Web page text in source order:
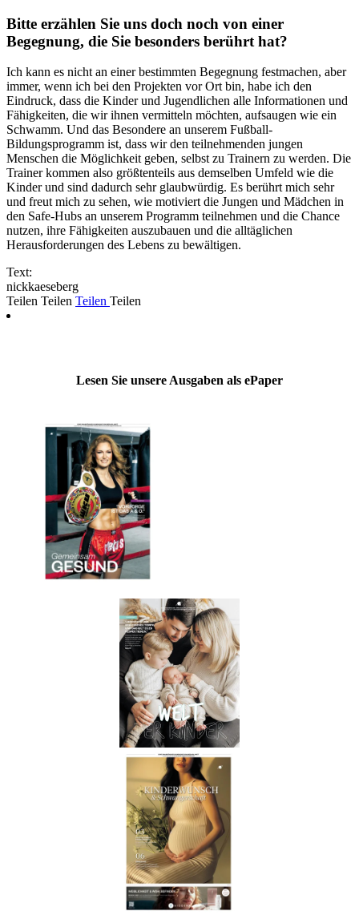
Bitte erzählen Sie uns doch noch von einer
Begegnung, die Sie besonders berührt hat?
Ich kann es nicht an einer bestimmten Begegnung festmachen, aber
immer, wenn ich bei den Projekten vor Ort bin, habe ich den
Eindruck, dass die Kinder und Jugendlichen alle Informationen und
Fähigkeiten, die wir ihnen vermitteln möchten, aufsaugen wie ein
Schwamm. Und das Besondere an unserem Fußball-
Bildungsprogramm ist, dass wir den teilnehmenden jungen
Menschen die Möglichkeit geben, selbst zu Trainern zu werden. Die
Trainer kommen also größtenteils aus demselben Umfeld wie die
Kinder und sind dadurch sehr glaubwürdig. Es berührt mich sehr
und freut mich zu sehen, wie motiviert die Jungen und Mädchen in
den Safe-Hubs an unserem Programm teilnehmen und die Chance
nutzen, ihre Fähigkeiten auszubauen und die alltäglichen
Herausforderungen des Lebens zu bewältigen.
Text:
nickkaeseberg
Teilen Teilen Teilen Teilen
Lesen Sie unsere Ausgaben als ePaper